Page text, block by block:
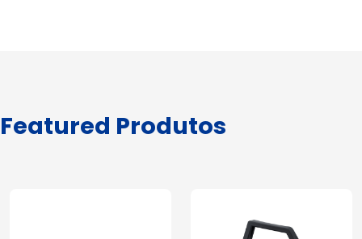
Featured Produtos